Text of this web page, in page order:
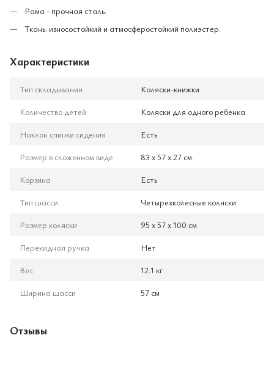
Рама - прочная сталь.
Ткань: износостойкий и атмосферостойкий полиэстер.
Характеристики
Тип складывания
Коляски-книжки
Количество детей
Коляски для одного ребенка
Наклон спинки сидения
Есть
Размер в сложенном виде
83 х 57 х 27 см.
Корзина
Есть
Тип шасси
Четырехколесные коляски
Размер коляски
95 х 57 х 100 см.
Перекидная ручка
Нет
Вес
12.1 кг
Ширина шасси
57 см
Отзывы